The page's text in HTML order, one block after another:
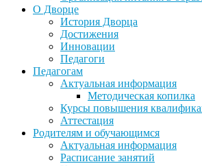
О Дворце
История Дворца
Достижения
Инновации
Педагоги
Педагогам
Актуальная информация
Методическая копилка
Курсы повышения
Аттестация
Родителям и обучающимся
Актуальная информация
Расписание занятий